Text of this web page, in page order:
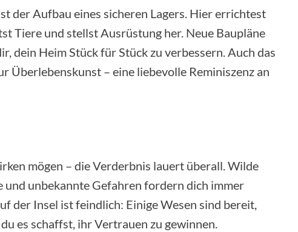
der Aufbau eines sicheren Lagers. Hier errichtest
Tiere und stellst Ausrüstung her. Neue Baupläne
dein Heim Stück für Stück zu verbessern. Auch das
Überlebenskunst – eine liebevolle Reminiszenz an
mögen – die Verderbnis lauert überall. Wilde
und unbekannte Gefahren fordern dich immer
der Insel ist feindlich: Einige Wesen sind bereit,
es schaffst, ihr Vertrauen zu gewinnen.